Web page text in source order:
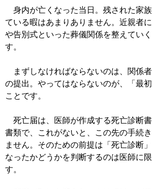
身内が亡くなった当日。残された家
ている暇はあまりありません。近親者
や告別式といった葬儀関係を整えてい
す。
まずしなければならないのは、関係
の提出。やってはならないのが、「最初
ことです。
死亡届は、医師が作成する死亡診断
書類で、これがないと、この先の手続
ません。そのための前提は「死亡診断
なったかどうかを判断するのは医師に
す。